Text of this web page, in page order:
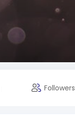
Followers